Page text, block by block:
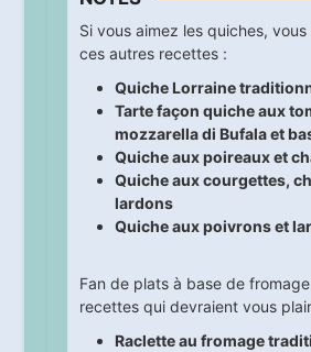
Si vous aimez les quiches,
ces autres recettes :
Quiche Lorraine
Tarte façon quiche aux
mozzarella di Bufala et
Quiche aux poireaux et
Quiche aux courgettes,
lardons
Quiche aux poivrons et
Fan de plats à base de
recettes qui devraient vous
Raclette au fromage